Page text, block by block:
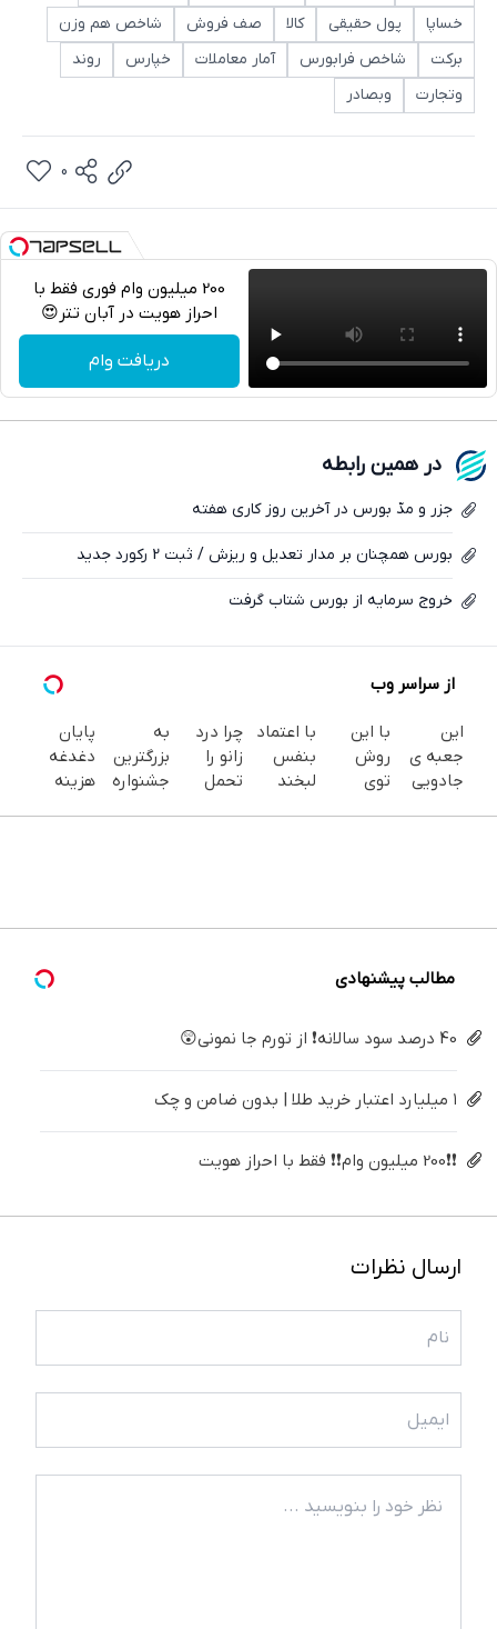
خساپا
پول حقیقی کالا صف فروش
شاخص هم وزن
برکت
شاخص فرابورس آمار معاملات خپارس
روند
وتجارت
وبصادر
واتساپ
0
200 میلیون وام فوری فقط با
احراز هویت در آبان تتر😍
دریافت وام
در همین رابطه
جزر و مدّ بورس در آخرین روز کاری هفته
بورس همچنان بر مدار تعدیل و ریزش / ثبت 2 رکورد جدید
خروج سرمایه از بورس شتاب گرفت
از سراسر وب
این
جعبه ی
جادویی
با این
روش
توی
با اعتماد
بنفس
لبخند
چرا درد
زانو را
تحمل
کن
به
بزرگترین
جشنواره
پایان
دغدغه
هزینه
کننده
مطالب پیشنهادی
40 درصد سود سالانه❗ از تورم جا نمونی😲
۱ میلیارد اعتبار خرید طلا | بدون ضامن و چک
❗❗200 میلیون وام❗❗ فقط با احراز هویت
ارسال نظرات